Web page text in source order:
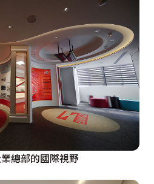
總部的國際視野